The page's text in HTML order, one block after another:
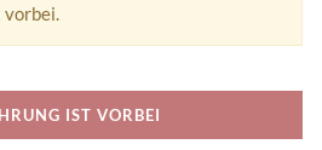
vorbei.
IST VORBEI